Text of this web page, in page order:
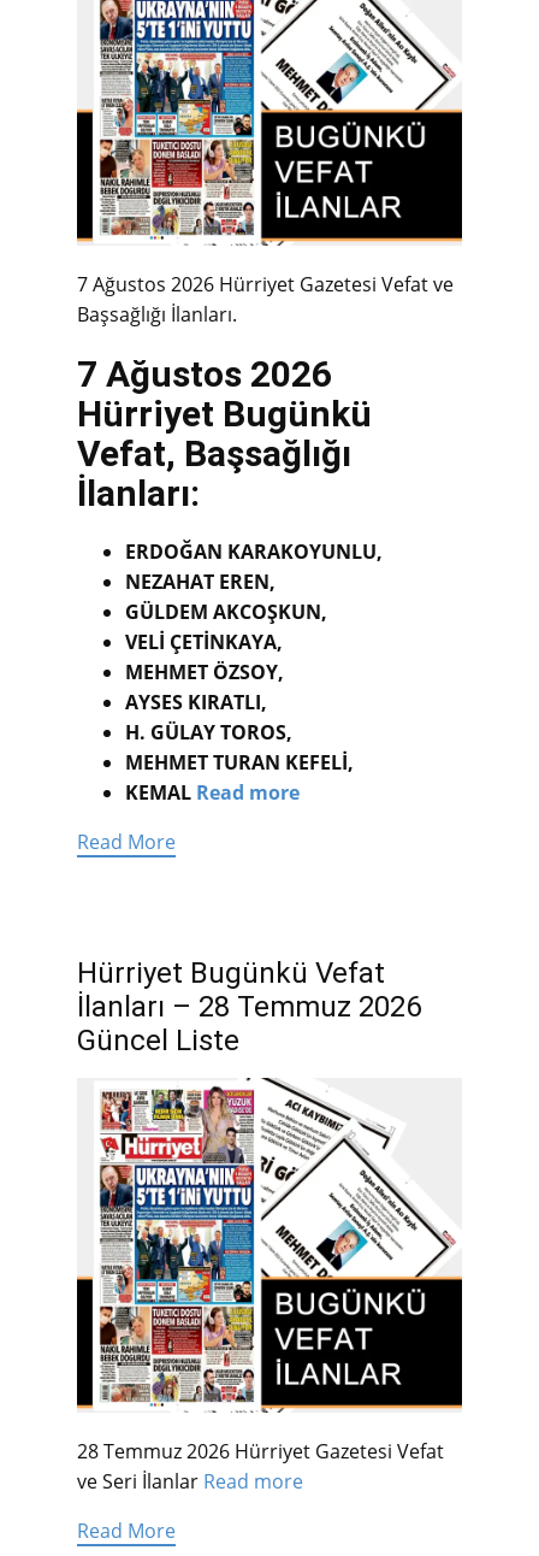
7 Ağustos 2026 Hürriyet Gazetesi Vefat ve
Başsağlığı İlanları.
7 Ağustos 2026
Hürriyet Bugünkü
Vefat, Başsağlığı
İlanları:
ERDOĞAN KARAKOYUNLU,
NEZAHAT EREN,
GÜLDEM AKCOŞKUN,
VELİ ÇETİNKAYA,
MEHMET ÖZSOY,
AYSES KIRATLI,
H. GÜLAY TOROS,
MEHMET TURAN KEFELİ,
KEMAL Read more
Read More
Hürriyet Bugünkü Vefat
İlanları – 28 Temmuz 2026
Güncel Liste
28 Temmuz 2026 Hürriyet Gazetesi Vefat
ve Seri İlanlar Read more
Read More